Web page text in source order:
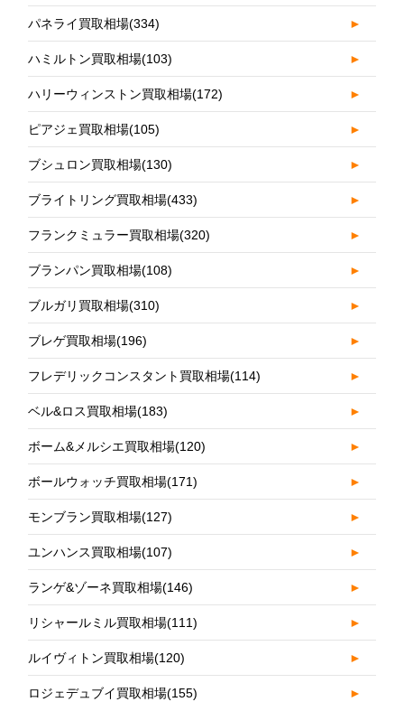
パネライ買取相場(334) ►
ハミルトン買取相場(103) ►
ハリーウィンストン買取相場(172) ►
ピアジェ買取相場(105) ►
ブシュロン買取相場(130) ►
ブライトリング買取相場(433) ►
フランクミュラー買取相場(320) ►
ブランパン買取相場(108) ►
ブルガリ買取相場(310) ►
ブレゲ買取相場(196) ►
フレデリックコンスタント買取相場(114) ►
ベル&ロス買取相場(183) ►
ボーム&メルシエ買取相場(120) ►
ボールウォッチ買取相場(171) ►
モンブラン買取相場(127) ►
ユンハンス買取相場(107) ►
ランゲ&ゾーネ買取相場(146) ►
リシャールミル買取相場(111) ►
ルイヴィトン買取相場(120) ►
ロジェデュブイ買取相場(155) ►